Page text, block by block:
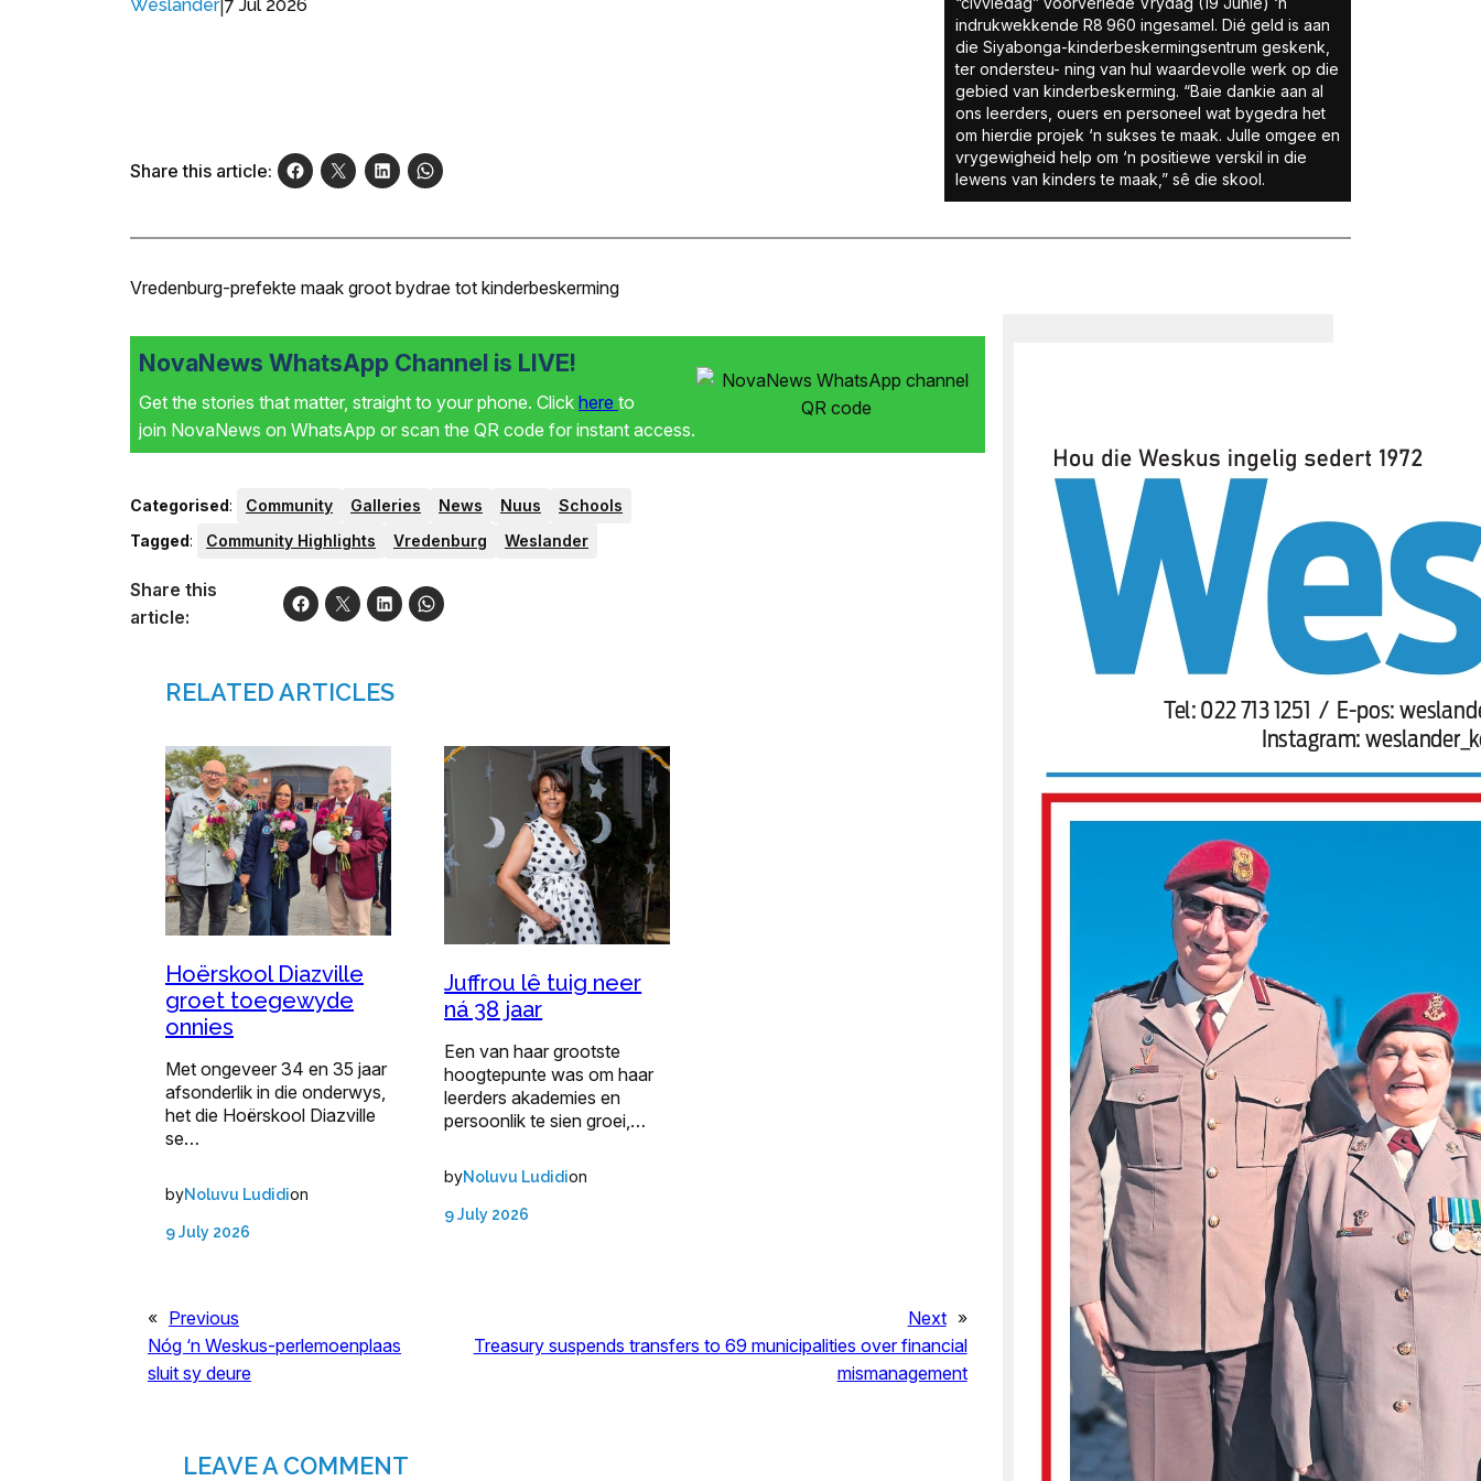
Weslander| 7 Jul 2026
Share this article:
indrukwekkende R8 960 ingesamel. Dié geld is aan
die Siyabonga-kinderbeskermingsentrum geskenk,
ter ondersteu- ning van hul waardevolle werk op die
gebied van kinderbeskerming. “Baie dankie aan al
ons leerders, ouers en personeel wat bygedra het
om hierdie projek ‘n sukses te maak. Julle omgee en
vrygewigheid help om ‘n positiewe verskil in die
lewens van kinders te maak,” sê die skool.
Vredenburg-prefekte maak groot bydrae tot kinderbeskerming
NovaNews WhatsApp Channel is LIVE!
Get the stories that matter, straight to your phone. Click here to
join NovaNews on WhatsApp or scan the QR code for instant access.
Categorised: Community Galleries News Nuus
Schools
Tagged: Community Highlights Vredenburg Weslander
Share this
article:
RELATED ARTICLES
Hoërskool Diazville
groet toegewyde
onnies
Met ongeveer 34 en 35 jaar
afsonderlik in die onderwys,
het die Hoërskool Diazville
se…
byNoluvu Ludidion
9 July 2026
Juffrou lê tuig neer
ná 38 jaar
Een van haar grootste
hoogtepunte was om haar
leerders akademies en
persoonlik te sien groei,…
byNoluvu Ludidion
9 July 2026
« Previous
Nóg ‘n Weskus-perlemoenplaas
sluit sy deure
Next »
Treasury suspends transfers to 69 municipalities over financial
mismanagement
LEAVE A COMMENT